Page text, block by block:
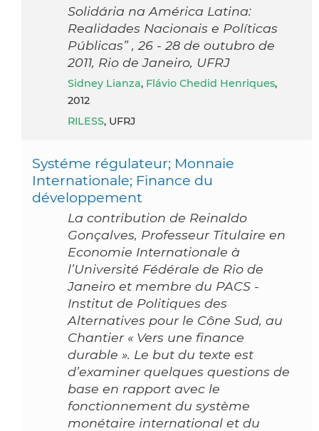
Solidária na América Latina:
Realidades Nacionais e Políticas
Públicas” , 26 - 28 de outubro de
2011, Rio de Janeiro, UFRJ
Sidney Lianza, Flávio Chedid Henriques,
2012
RILESS, UFRJ
Systéme régulateur; Monnaie
Internationale; Finance du
développement
La contribution de Reinaldo
Gonçalves, Professeur Titulaire en
Economie Internationale à
l’Université Fédérale de Rio de
Janeiro et membre du PACS -
Institut de Politiques des
Alternatives pour le Cône Sud, au
Chantier « Vers une finance
durable ». Le but du texte est
d’examiner quelques questions de
base en rapport avec le
fonctionnement du système
monétaire international et du